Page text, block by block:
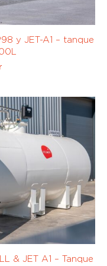
de 10.000
calor
(0)
Bomba
eléctrica
(0)
l/min(0)
y JET-A1 – tanque
& JET A1 – Tanque